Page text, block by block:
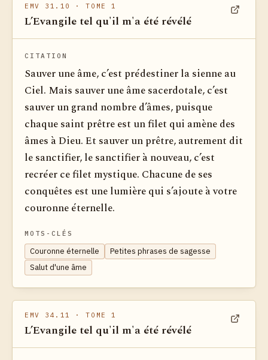
EMV 31.10 · TOME 1
L’Evangile tel qu'il m'a été révélé
CITATION
Sauver une âme, c’est prédestiner la sienne au
Ciel. Mais sauver une âme sacerdotale, c’est
sauver un grand nombre d’âmes, puisque
chaque saint prêtre est un filet qui amène des
âmes à Dieu. Et sauver un prêtre, autrement dit
le sanctifier, le sanctifier à nouveau, c’est
recréer ce filet mystique. Chacune de ses
conquêtes est une lumière qui s’ajoute à votre
couronne éternelle.
MOTS-CLÉS
Couronne éternelle
Petites phrases de sagesse
Salut d'une âme
EMV 34.11 · TOME 1
L’Evangile tel qu'il m'a été révélé